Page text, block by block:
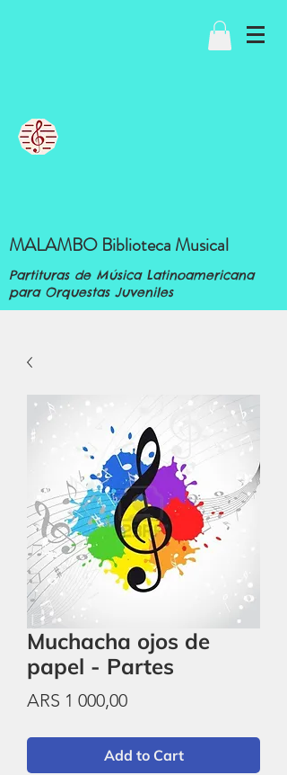
MALAMBO Biblioteca Musical
Partituras de Música Latinoamericana
para Orquestas Juveniles
Muchacha ojos de
papel - Partes
ARS 1 000,00Price
Add to Cart